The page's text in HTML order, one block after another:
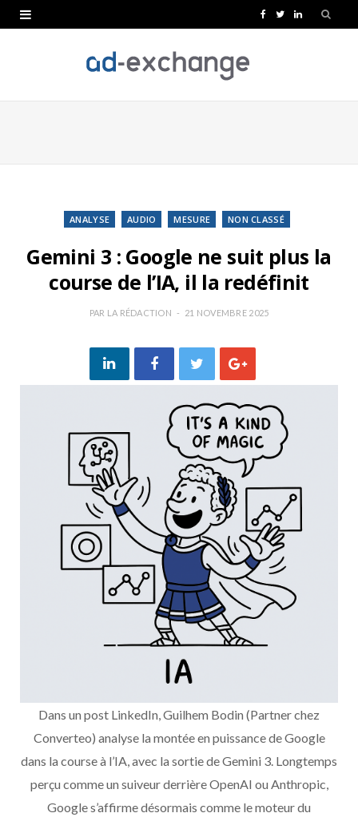
e
k
T
t
L
k
ANALYSE AUDIO MESURE NON CLASSÉ
Gemini 3 : Google ne suit plus la
course de l’IA, il la redéfinit
PAR LA RÉDACTION 21 NOVEMBRE 2025
Dans un post LinkedIn, Guilhem Bodin (Partner chez
Converteo) analyse la montée en puissance de Google
dans la course à l’IA, avec la sortie de Gemini 3. Longtemps
perçu comme un suiveur derrière OpenAI ou Anthropic,
Google s’affirme désormais comme le moteur du